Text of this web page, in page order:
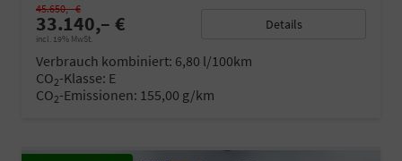
33.140,– €
incl. 19% MwSt.
45.650,– €
Details
Verbrauch kombiniert: 6,80 l/100km
CO2-Klasse: E
CO2-Emissionen: 155,00 g/km